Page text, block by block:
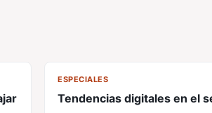
ESPECIALES
Tendencias digitales en el